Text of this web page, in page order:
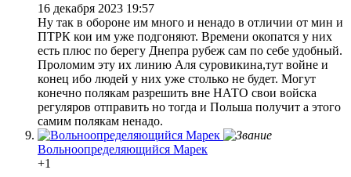
16 декабря 2023 19:57
Ну так в обороне им много и ненадо в отличии от мин и
ПТРК кои им уже подгоняют. Времени окопатся у них
есть плюс по берегу Днепра рубеж сам по себе удобный.
Проломим эту их линию Аля суровикина,тут войне и
конец ибо людей у них уже столько не будет. Могут
конечно полякам разрешить вне НАТО свои войска
регуляров отправить но тогда и Польша получит а этого
самим полякам ненадо.
Вольноопределяющийся Марек
+1